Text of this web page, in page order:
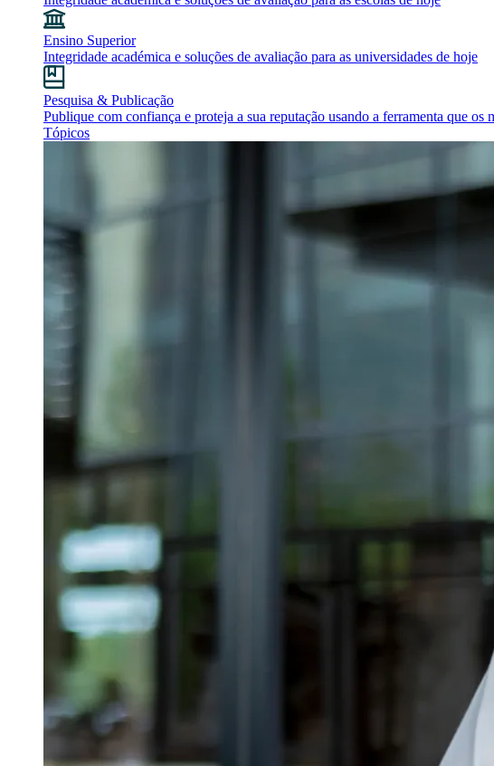
Ensino Superior
Integridade académica e soluções de avaliação para as universidades de hoje
Pesquisa & Publicação
Publique com confiança e proteja a sua reputação usando a ferramenta que
Tópicos